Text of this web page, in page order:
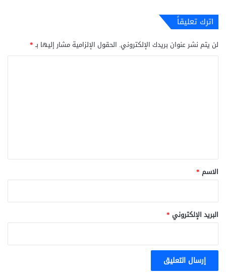
اترك تعليقاً
لن يتم نشر عنوان بريدك الإلكتروني. الحقول الإلزامية مشار إليها بـ*
*
الاسم *
البريد الإلكتروني *